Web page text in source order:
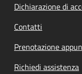
Dichiarazione di
Contatti
Prenotazione
Richiedi assistenza